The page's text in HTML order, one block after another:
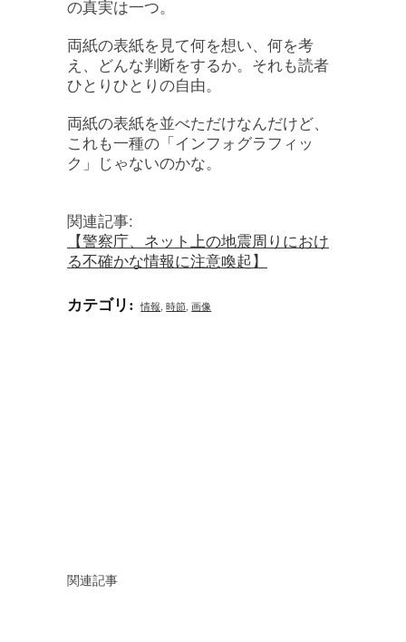
の真実は一つ。
両紙の表紙を見て何を想い、何を考
え、どんな判断をするか。それも読者
ひとりひとりの自由。
両紙の表紙を並べただけなんだけど、
これも一種の「インフォグラフィッ
ク」じゃないのかな。
関連記事:
【警察庁、ネット上の地震周りにおけ
る不確かな情報に注意喚起】
カテゴリ: 情報, 時節, 画像
関連記事